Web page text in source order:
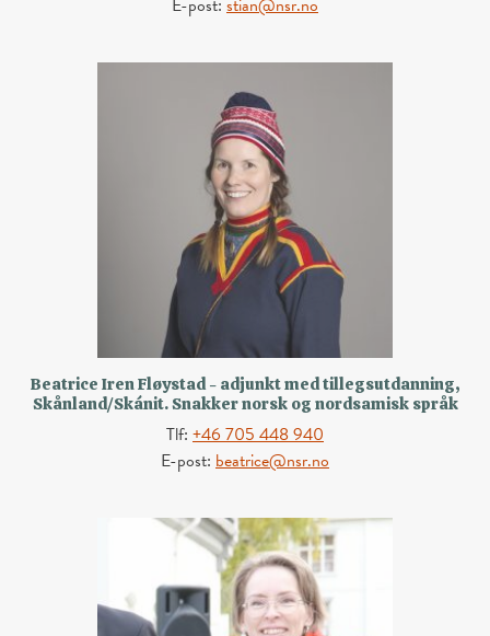
Beatrice Iren Fløystad - adjunkt med tillegsutdanning,
Skånland/Skánit. Snakker norsk og nordsamisk språk
Tlf: +46 705 448 940
E-post: beatrice@nsr.no